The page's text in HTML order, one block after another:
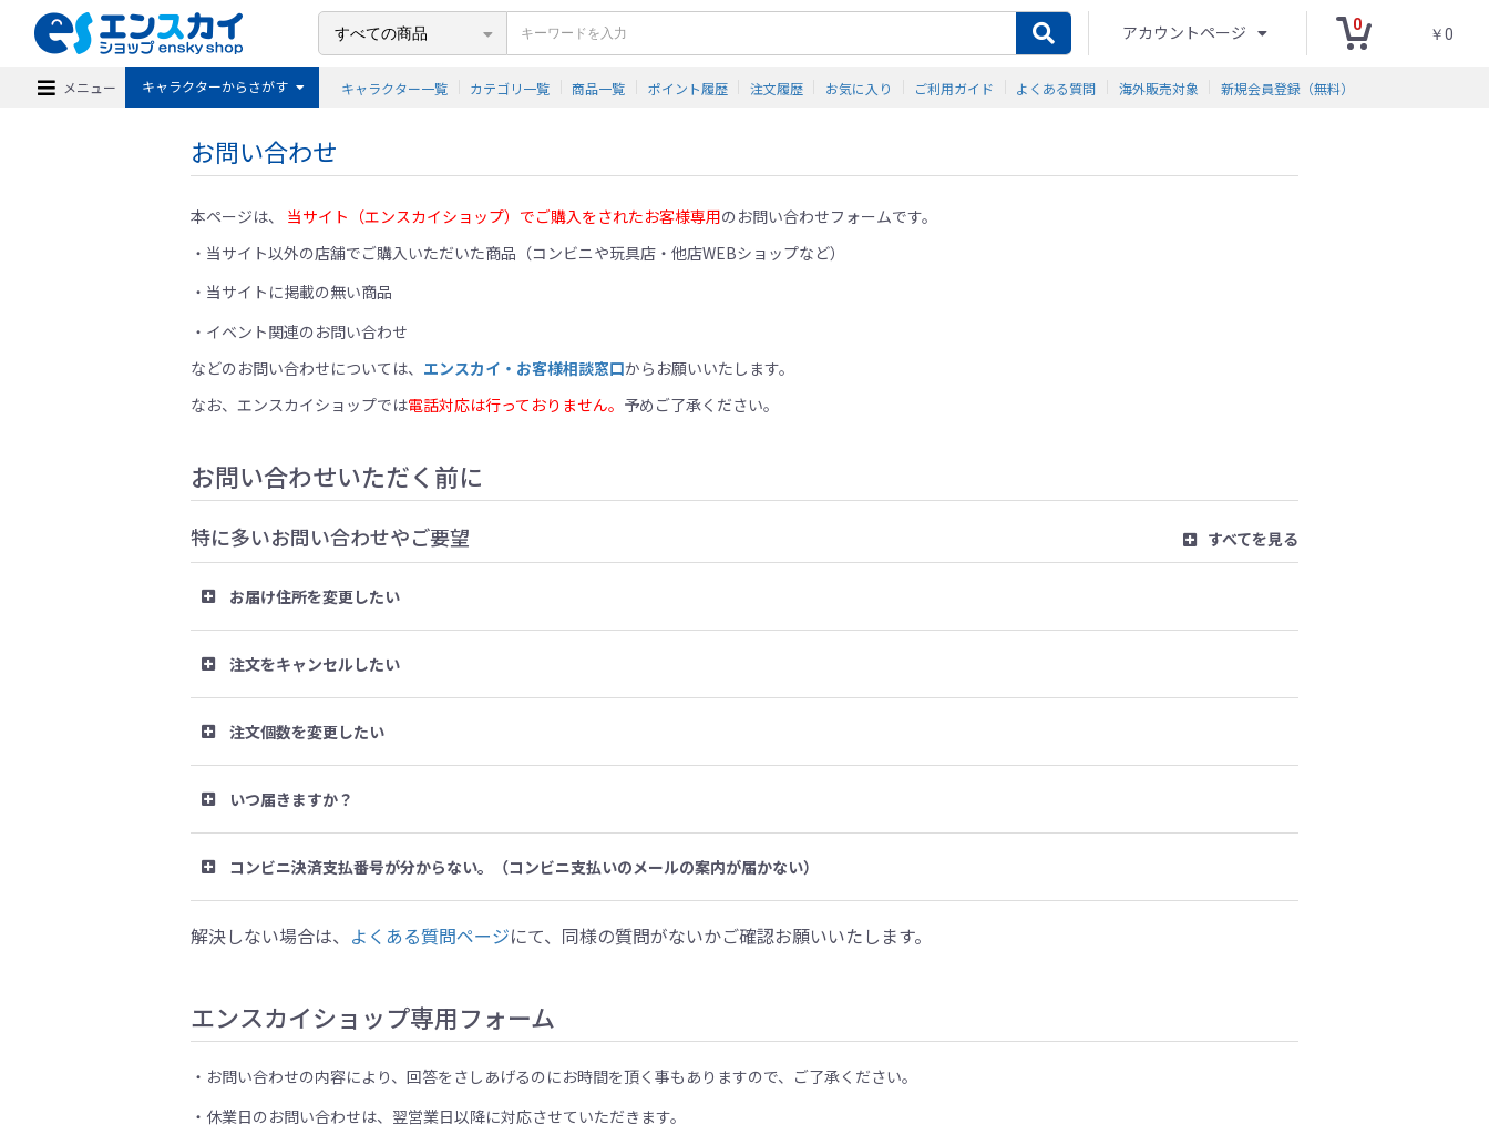
アカウントページ 0
￥0
メニュー キャラクターからさがす キャラクター一覧 カテゴリ一覧 商品一覧 ポイント履歴 注文履歴 お気に入り ご利用ガイド よくある質問 海外販売対象 新規会員登録（無料）
お問い合わせ
本ページは、 当サイト（エンスカイショップ）でご購入をされたお客様専用のお問い合わせフォームです。
当サイト以外の店舗でご購入いただいた商品（コンビニや玩具店・他店WEBショップなど）
当サイトに掲載の無い商品
イベント関連のお問い合わせ
などのお問い合わせについては、 エンスカイ・お客様相談窓口からお願いいたします。
なお、エンスカイショップでは電話対応は行っておりません。 予めご了承ください。
お問い合わせいただく前に
特に多いお問い合わせやご要望 すべてを見る
お届け住所を変更したい
注文をキャンセルしたい
注文個数を変更したい
いつ届きますか？
コンビニ決済支払番号が分からない。（コンビニ支払いのメールの案内が届かない）
解決しない場合は、 よくある質問ページにて、同様の質問がないかご確認お願いいたします。
エンスカイショップ専用フォーム
お問い合わせの内容により、回答をさしあげるのにお時間を頂く事もありますので、ご了承ください。
休業日のお問い合わせは、翌営業日以降に対応させていただきます。